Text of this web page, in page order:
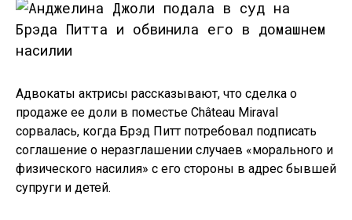
Адвокаты актрисы рассказывают, что сделка о
продаже ее доли в поместье Château Miraval
сорвалась, когда Брэд Питт потребовал подписать
соглашение о неразглашении случаев «морального и
физического насилия» с его стороны в адрес бывшей
супруги и детей.